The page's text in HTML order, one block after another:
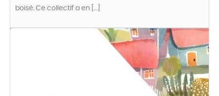
boisé. Ce collectif a en […]